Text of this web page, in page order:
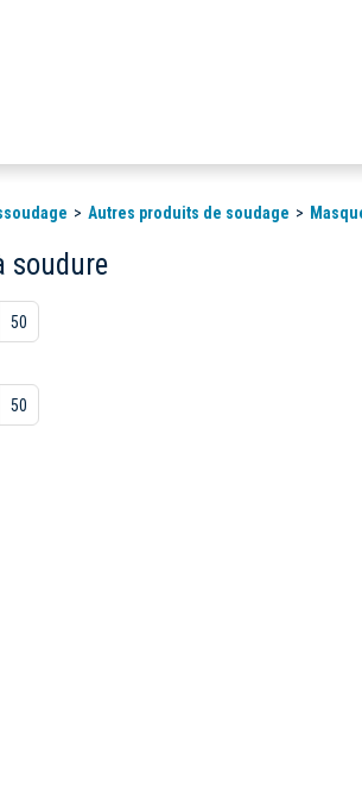
Autres produits de soudage
soudure
50
50